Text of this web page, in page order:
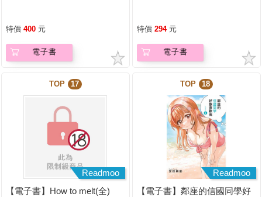
特價 400 元
電子書
特價 294 元
電子書
TOP 17
Readmoo
【電子書】How to melt(全)
TOP 18
Readmoo
【電子書】鄰座的信國同學好